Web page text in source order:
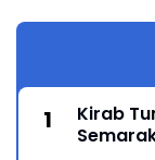
Kirab